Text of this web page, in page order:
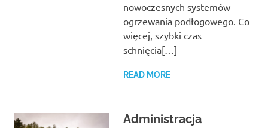
nowoczesnych systemów
ogrzewania podłogowego. Co
więcej, szybki czas
schnięcia[…]
READ MORE
Administracja